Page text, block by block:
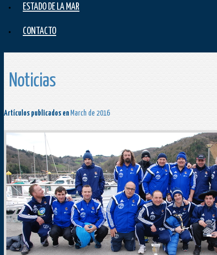
ESTADO DE LA MAR
CONTACTO
Noticias
Artículos publicados en March de 2016